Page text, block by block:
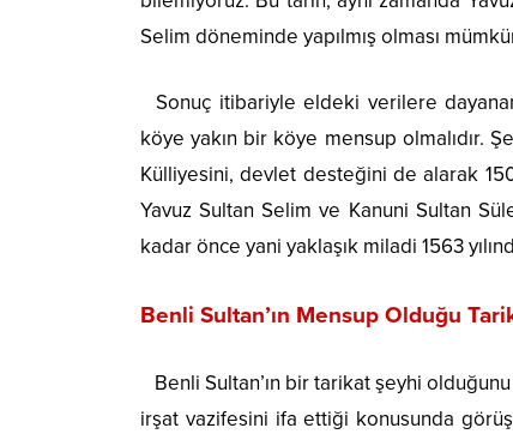
Selim döneminde yapılmış olması
Sonuç itibariyle eldeki verilere
köye yakın bir köye mensup olmalıdır.
Külliyesini, devlet desteğini de alarak
Yavuz Sultan Selim ve Kanuni Sultan
kadar önce yani yaklaşık miladi 1563
Benli Sultan’ın Mensup Olduğu
Benli Sultan’ın bir tarikat şeyhi
irşat vazifesini ifa ettiği konusunda görüş